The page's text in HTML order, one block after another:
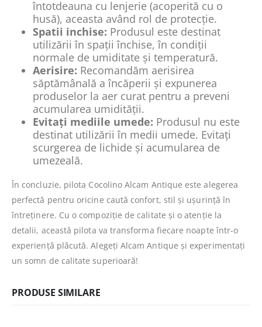
întotdeauna cu lenjerie (acoperită cu o
husă), aceasta având rol de protecție.
Spatii inchise: Produsul este destinat
utilizării în spații închise, în condiții
normale de umiditate și temperatură.
Aerisire: Recomandăm aerisirea
săptămânală a încăperii și expunerea
produselor la aer curat pentru a preveni
acumularea umidității.
Evitați mediile umede: Produsul nu este
destinat utilizării în medii umede. Evitați
scurgerea de lichide și acumularea de
umezeală.
În concluzie, pilota Cocolino Alcam Antique este alegerea
perfectă pentru oricine caută confort, stil și ușurință în
întreținere. Cu o compoziție de calitate și o atenție la
detalii, această pilota va transforma fiecare noapte într-o
experiență plăcută. Alegeți Alcam Antique și experimentați
un somn de calitate superioară!
PRODUSE SIMILARE